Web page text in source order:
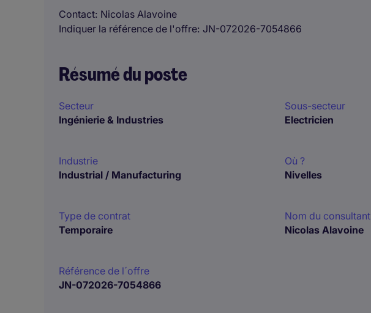
Contact Nicolas Alavoine
Indiquer la référence de l'offre JN-072026-7054866
Résumé du poste
Secteur
Ingénierie & Industries
Sous-secteur
Electricien
Industrie
Industrial / Manufacturing
Où ?
Nivelles
Type de contrat
Temporaire
Nom du consultant
Nicolas Alavoine
Référence de l´offre
JN-072026-7054866